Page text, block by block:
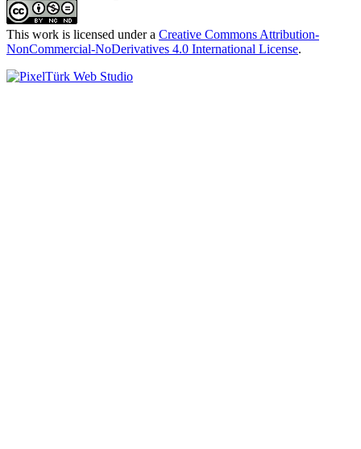
This work is licensed under a Creative Commons Attribution-
NonCommercial-NoDerivatives 4.0 International License.